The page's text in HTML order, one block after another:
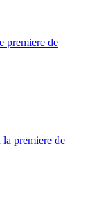
premiere de
premiere de